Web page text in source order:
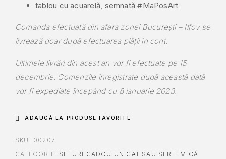
tablou cu acuarelă, semnată #MaPosArt
Comanda efectuată din afara zonei București – Ilfov se
livrează doar după efectuarea plății în cont.
Ultimele livrări din acest an vor fi efectuate pe 15
decembrie. Comenzile înregistrate după această dată
vor fi expediate începând cu 8 ianuarie 2023.
ADAUGĂ LA PRODUSE FAVORITE
SKU: 00207
CATEGORIE: SETURI CADOU UNICAT SAU SERIE MICĂ